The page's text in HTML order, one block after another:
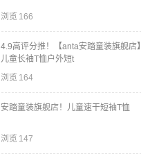
浏览 166
4.9高评分推！【anta安踏童装旗舰店】
儿童长袖T恤户外短t
浏览 164
安踏童装旗舰店！儿童速干短袖T恤
浏览 147